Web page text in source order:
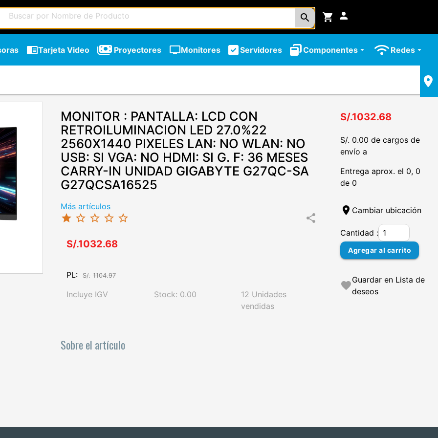
search shopping_cart person
chrome_reader_modeTarjeta Video Proyectores tvMonitores Servidores Componentesarrow_drop_down Redes arrow_drop_down
chevron_right
MONITOR : PANTALLA: LCD CON
RETROILUMINACION LED 27.0%22
2560X1440 PIXELES LAN: NO WLAN: NO
USB: SI VGA: NO HDMI: SI G. F: 36 MESES
CARRY-IN UNIDAD GIGABYTE G27QC-SA
G27QCSA16525
Más artículos
star star_border star_border star_border star_border share
S/.1032.68
PL: S/. 1104.97
Incluye IGV Stock: 0.00
12 Unidades
vendidas
Sobre el artículo
S/.1032.68
S/. 0.00 de cargos de
envío a
Entrega aprox. el 0, 0
de 0
location_on Cambiar ubicación
Cantidad :
Agregar al carrito
favoriteGuardar en Lista de
deseos